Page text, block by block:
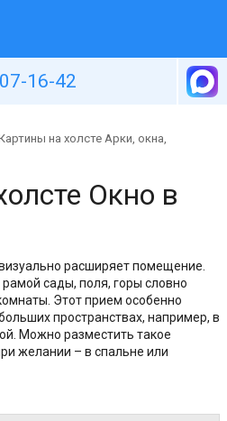
16-42
на холсте Арки, окна,
Окно в
расширяет помещение.
сады, поля, горы словно
Этот прием особенно
пространствах, например, в
Можно разместить такое
желании – в спальне или